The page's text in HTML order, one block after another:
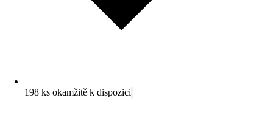
198 ks okamžitě k dispozici